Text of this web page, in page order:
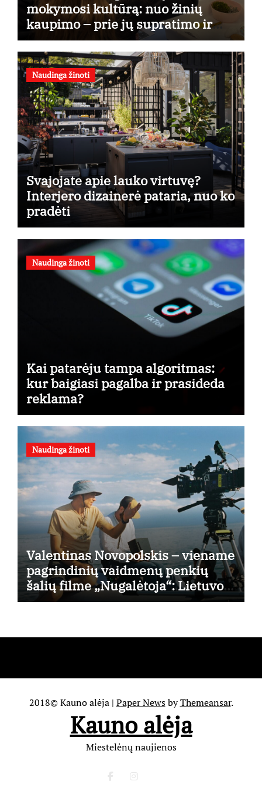
mokymosi kultūrą: nuo žinių
kaupimo – prie jų supratimo ir
taikymo
Naudinga žinoti
Svajojate apie lauko virtuvę?
Interjero dizainerė pataria, nuo ko
pradėti
Naudinga žinoti
Kai patarėju tampa algoritmas:
kur baigiasi pagalba ir prasideda
reklama?
Naudinga žinoti
Valentinas Novopolskis – viename
pagrindinių vaidmenų penkių
šalių filme „Nugalėtoja“: Lietuvos
kino teatruose – nuo rugpjūčio 7-
2018© Kauno alėja | Paper NewsbyThemeansar.
Kauno alėja
Miestelėnų naujienos